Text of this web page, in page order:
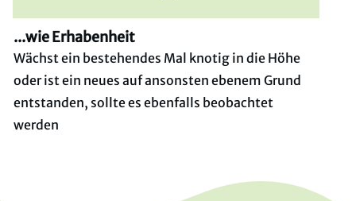
...wie Erhabenheit
Wächst ein bestehendes Mal knotig in die Höhe
oder ist ein neues auf ansonsten ebenem Grund
entstanden, sollte es ebenfalls beobachtet
werden